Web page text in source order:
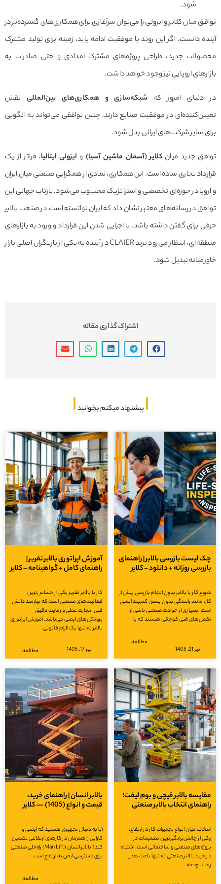
شود.
میان کلایر و ایزولی را می‌توان سرآغازی برای همکاری‌های گسترده‌تر در
دانست. اگر این روند با موفقیت ادامه یابد، زمینه برای تولید مشترک
جدید، طراحی پروژه‌های مشترک امدادی و حتی صادرات به
اروپایی نیز وجود خواهد داشت.
امروز که شبکه‌سازی و همکاری‌های بین‌المللینقش
در موفقیت صنایع دارند، چنین توافقی می‌تواند به الگویی
سایر شرکت‌های ایرانی بدل شود.
جدید میانکلایر (آسمان ماشین آسیا)وایزولی ایتالیا، فراتر از یک
تجاری ساده است. این همکاری، نمادی از همگرایی صنعتی میان ایران
در حوزه‌ای تخصصی و استراتژیک محسوب می‌شود. بازتاب جهانی این
در رسانه‌های معتبر نشان داد که ایران توانسته است در صنعت بالابر
برای گفتن داشته باشد. با اجرایی شدن این قرارداد و ورود به بازارهای
منطقه‌ای، انتظار می‌رود برند CLAIER در آینده به یکی از بازیگران اصلی بازار
تبدیل شود.
اشتراک گذاری مقاله
پیشنهاد میکنم بخوانید
لیست بازرسی بالابر | راهنمای
روزانه + دانلود – کلایر
کار با بالابر بدون انجام بازرسی پیش از
مانند رانندگی بدون بستن کمربند ایمنی
بسیاری از حوادث صنعتی ناشی از
فنی کوچکی هستند که با
مطالعه
آموزش اپراتوری بالابر نفربر |
راهنمای کامل + گواهینامه – کلایر
کار با بالابر نفربر یکی از حساس‌ترین
فعالیت‌های صنعتی است که نیازمند دانش
فنی، مهارت عملی و رعایت دقیق
پروتکل‌های ایمنی می‌باشد. آموزش اپراتوری
بالابر نه تنها یک الزام قانونی
مطالعه
بالابر قیچی و بوم لیفت؛
انتخاب بالابر صنعتی
میان انواع تجهیزات کار در ارتفاع،
از چالش‌برانگیزترین تصمیمات در
صنعتی و ساختمانی است. اشتباه
بالابر صنعتی نه تنها باعث هدر
بودجه
بالابر انسان | راهنمای خرید،
قیمت و انواع (1405) — کلایر
آیا به دنبال تجهیزی هستید که ایمنی و
کارایی را همزمان در کارهای ارتفاعی تضمین
کند؟ بالابر انسان (Man Lift) راه‌حلی صنعتی
برای دسترسی ایمن به ارتفاع است
مطالعه